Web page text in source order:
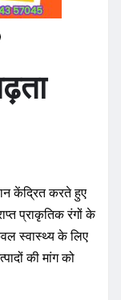
केंद्रित करते हुए
प्राकृतिक रंगों के
स्वास्थ्य के लिए
की मांग को